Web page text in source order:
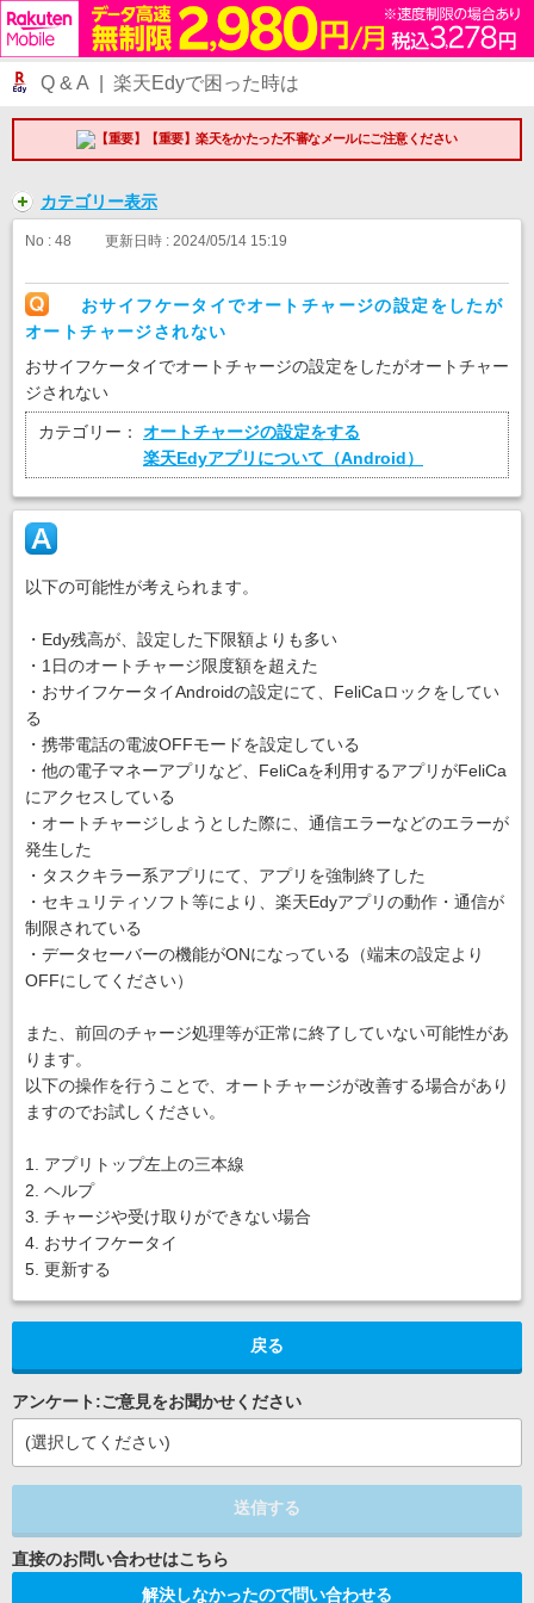
Q & A | 楽天Edyで困った時は
【重要】楽天をかたった不審なメールにご注意ください
カテゴリー表示
No : 48 更新日時 : 2024/05/14 15:19
おサイフケータイでオートチャージの設定をしたが
オートチャージされない
おサイフケータイでオートチャージの設定をしたがオートチャー
ジされない
カテゴリー：
オートチャージの設定をする
楽天Edyアプリについて（Android）
以下の可能性が考えられます。
・Edy残高が、設定した下限額よりも多い
・1日のオートチャージ限度額を超えた
・おサイフケータイAndroidの設定にて、FeliCaロックをしてい
る
・携帯電話の電波OFFモードを設定している
・他の電子マネーアプリなど、FeliCaを利用するアプリがFeliCa
にアクセスしている
・オートチャージしようとした際に、通信エラーなどのエラーが
発生した
・タスクキラー系アプリにて、アプリを強制終了した
・セキュリティソフト等により、楽天Edyアプリの動作・通信が
制限されている
・データセーバーの機能がONになっている（端末の設定より
OFFにしてください）
また、前回のチャージ処理等が正常に終了していない可能性があ
ります。
以下の操作を行うことで、オートチャージが改善する場合があり
ますのでお試しください。
1. アプリトップ左上の三本線
2. ヘルプ
3. チャージや受け取りができない場合
4. おサイフケータイ
5. 更新する
戻る
アンケート:ご意見をお聞かせください
(選択してください)
送信する
解決しなかったので問い合わせる